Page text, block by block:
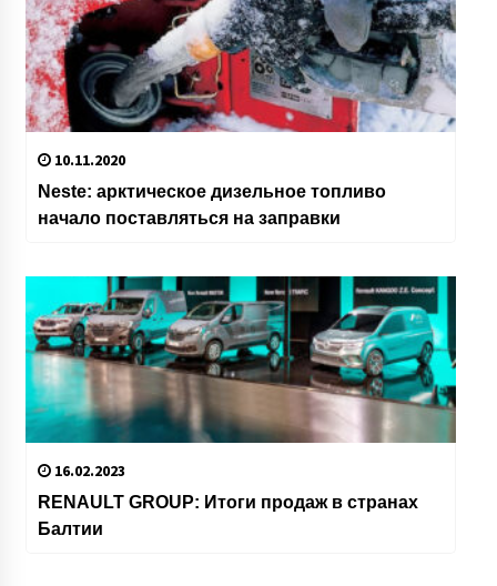
10.11.2020
Neste: арктическое дизельное топливо
начало поставляться на заправки
16.02.2023
RENAULT GROUP: Итоги продаж в странах
Балтии